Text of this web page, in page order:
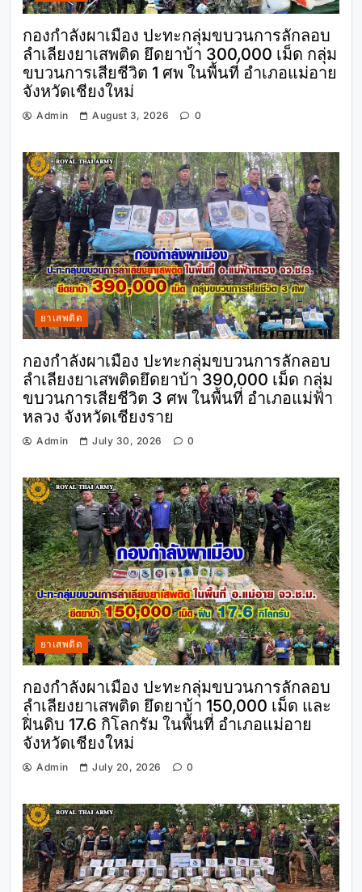
กองกำลังผาเมือง ปะทะกลุ่มขบวนการลักลอบ
ลำเลียงยาเสพติด ยึดยาบ้า 300,000 เม็ด กลุ่ม
ขบวนการเสียชีวิต 1 ศพ ในพื้นที่ อำเภอแม่อาย
จังหวัดเชียงใหม่
Admin August 3, 2026 0
ยาเสพติด
กองกำลังผาเมือง ปะทะกลุ่มขบวนการลักลอบ
ลำเลียงยาเสพติดยึดยาบ้า 390,000 เม็ด กลุ่ม
ขบวนการเสียชีวิต 3 ศพ ในพื้นที่ อำเภอแม่ฟ้า
หลวง จังหวัดเชียงราย
Admin July 30, 2026 0
ยาเสพติด
กองกำลังผาเมือง ปะทะกลุ่มขบวนการลักลอบ
ลำเลียงยาเสพติด ยึดยาบ้า 150,000 เม็ด และ
ฝิ่นดิบ 17.6 กิโลกรัม ในพื้นที่ อำเภอแม่อาย
จังหวัดเชียงใหม่
Admin July 20, 2026 0